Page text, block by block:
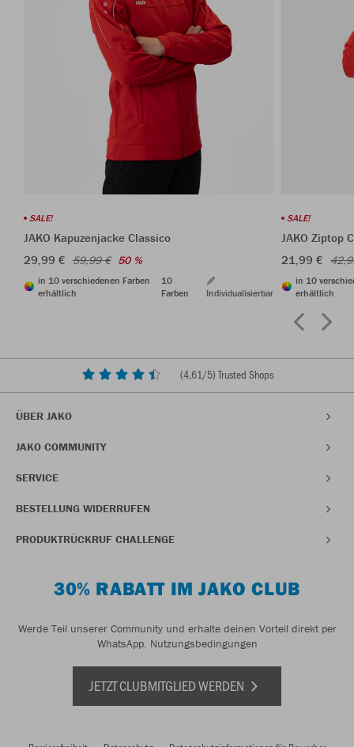
SALE!
JAKO Kapuzenjacke Classico
29,99 € 59,99 € 50 %
in 10 verschiedenen Farben
erhältlich
10
Farben
Individualisierbar
SALE!
JAKO Ziptop
21,99 €
in 10
erhältlich
(4,61/5) Trusted Shops
ÜBER JAKO
JAKO COMMUNITY
SERVICE
BESTELLUNG WIDERRUFEN
PRODUKTRÜCKRUF CHALLENGE
30% RABATT IM JAKO CLUB
Werde Teil unserer Community und erhalte deinen Vorteil direkt per
WhatsApp. Nutzungsbedingungen
JETZT CLUBMITGLIED WERDEN